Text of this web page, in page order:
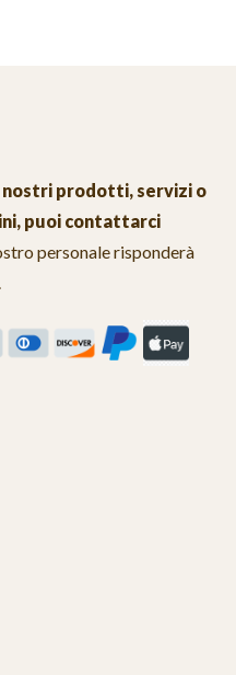
prodotti, servizi o
puoi contattarci
personale risponderà